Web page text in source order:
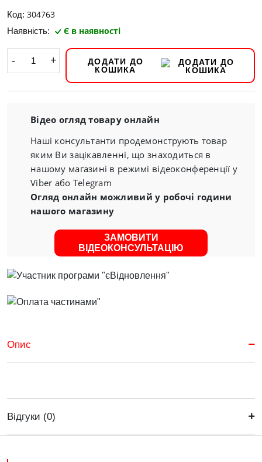
Код: 304763
Наявність: Є в наявності
- +
ДОДАТИ ДО
КОШИКА
Відео огляд товару онлайн
Наші консультанти продемонструють товар
яким Ви зацікавленні, що знаходиться в
нашому магазині в режимі відеоконференції у
Viber або Telegram
Огляд онлайн можливий у робочі години
нашого магазину
ЗАМОВИТИ
ВІДЕОКОНСУЛЬТАЦІЮ
Опис
Відгуки (0)